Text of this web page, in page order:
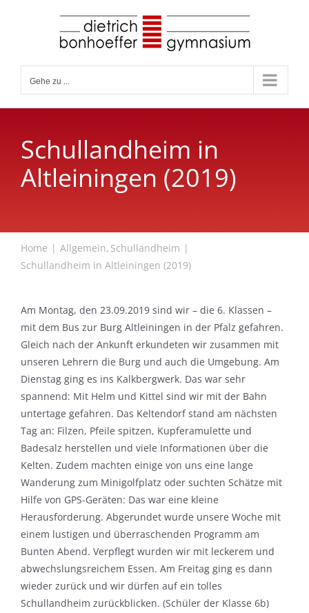
Gehe zu ...
Schullandheim in
Altleiningen (2019)
Home Allgemein Schullandheim
Schullandheim in Altleiningen (2019)
Am Montag, den 23.09.2019 sind wir – die 6. Klassen –
mit dem Bus zur Burg Altleiningen in der Pfalz gefahren.
Gleich nach der Ankunft erkundeten wir zusammen mit
unseren Lehrern die Burg und auch die Umgebung. Am
Dienstag ging es ins Kalkbergwerk. Das war sehr
spannend: Mit Helm und Kittel sind wir mit der Bahn
untertage gefahren. Das Keltendorf stand am nächsten
Tag an: Filzen, Pfeile spitzen, Kupferamulette und
Badesalz herstellen und viele Informationen über die
Kelten. Zudem machten einige von uns eine lange
Wanderung zum Minigolfplatz oder suchten Schätze mit
Hilfe von GPS-Geräten: Das war eine kleine
Herausforderung. Abgerundet wurde unsere Woche mit
einem lustigen und überraschenden Programm am
Bunten Abend. Verpflegt wurden wir mit leckerem und
abwechslungsreichem Essen. Am Freitag ging es dann
wieder zurück und wir dürfen auf ein tolles
Schullandheim zurückblicken. (Schüler der Klasse 6b)